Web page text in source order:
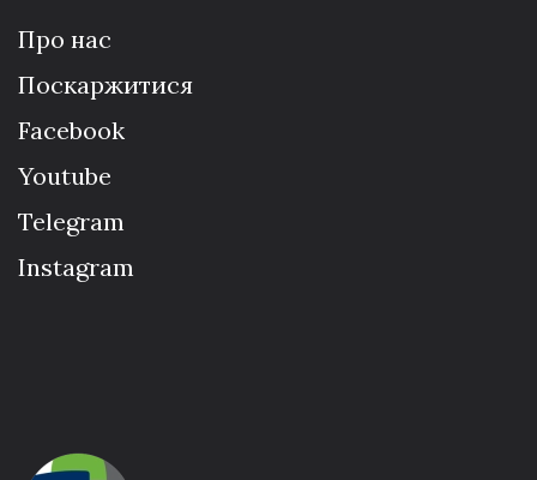
Про нас
Поскаржитися
Facebook
Youtube
Telegram
Instagram